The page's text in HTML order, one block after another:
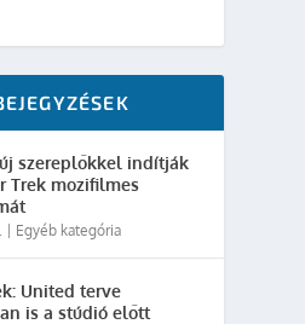
szereplőkkel indítják
Trek mozifilmes
Egyéb kategória
United terve
is a stúdió előtt